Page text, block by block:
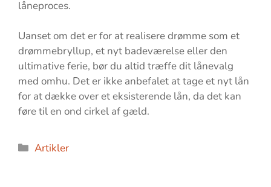
låneproces.
Uanset om det er for at realisere drømme som et
drømmebryllup, et nyt badeværelse eller den
ultimative ferie, bør du altid træffe dit lånevalg
med omhu. Det er ikke anbefalet at tage et nyt lån
for at dække over et eksisterende lån, da det kan
føre til en ond cirkel af gæld.
Kategorier
Artikler